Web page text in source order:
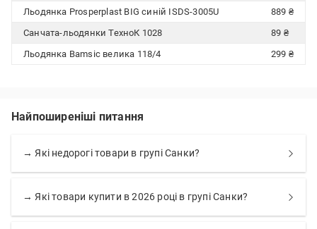
Льодянка Prosperplast BIG синій ISDS-3005U
889 ₴
Санчата-льодянки ТехноК 1028
89 ₴
Льодянка Bamsic велика 118/4
299 ₴
Найпоширеніші питання
→ Які недорогі товари в групі Санки?
→ Які товари купити в 2026 році в групі Санки?